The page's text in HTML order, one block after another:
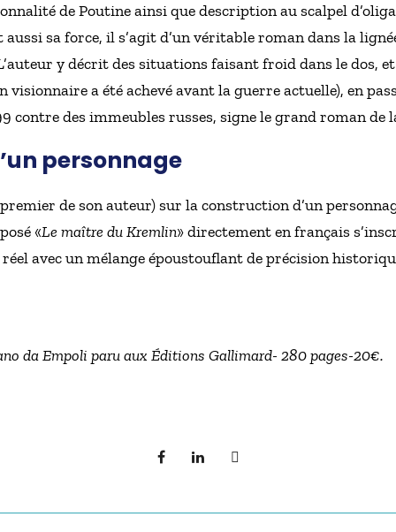
de Poutine ainsi que description au scalpel
aussi sa force, il s’agit d’un véritable roman dans la
y décrit des situations faisant froid dans le dos,
visionnaire a été achevé avant la guerre actuelle), en
contre des immeubles russes, signe le grand roman de
personnage
de son auteur) sur la construction d’un
«Le maître du Kremlin» directement en français
avec un mélange époustouflant de précision
da Empoli paru aux Éditions Gallimard- 280 pages-20€.